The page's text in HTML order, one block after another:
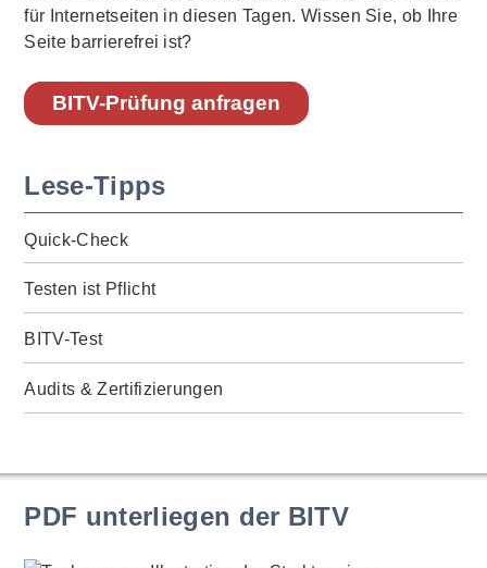
für Internetseiten in diesen Tagen. Wissen Sie, ob Ihre
Seite barrierefrei ist?
BITV-Prüfung anfragen
Lese-Tipps
Quick-Check
Testen ist Pflicht
BITV-Test
Audits & Zertifizierungen
PDF unterliegen der BITV